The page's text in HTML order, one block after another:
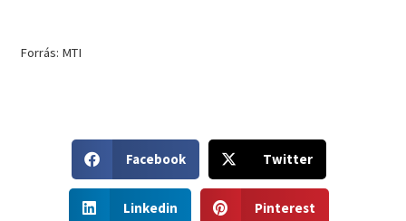
Forrás: MTI
h
a
r
Facebook
h
a
Twitter
h
Linkedin
h
Pinterest